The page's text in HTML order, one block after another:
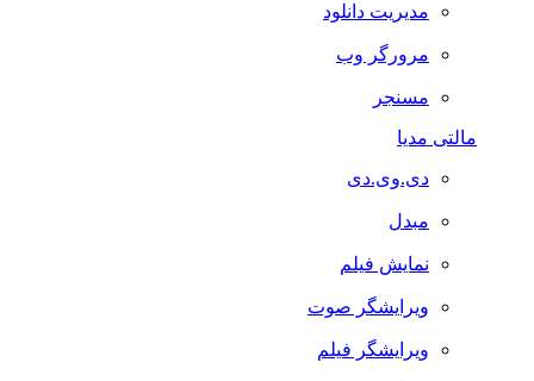
مدیریت دانلود
مرورگر وب
مسنجر
مالتی مدیا
دی.وی.دی
مبدل
نمایش فیلم
ویرایشگر صوت
ویرایشگر فیلم